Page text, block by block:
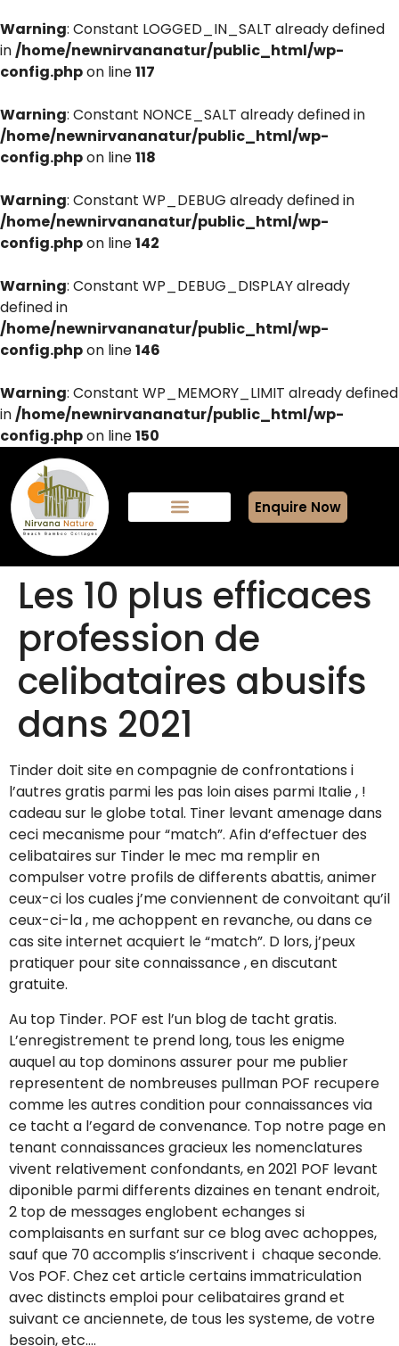
Warning: Constant LOGGED_IN_SALT already defined
in/home/newnirvananatur/public_html/wp-
config.phpon line117
Warning: Constant NONCE_SALT already defined in
/home/newnirvananatur/public_html/wp-
config.phpon line118
Warning: Constant WP_DEBUG already defined in
/home/newnirvananatur/public_html/wp-
config.phpon line142
Warning: Constant WP_DEBUG_DISPLAY already
defined in
/home/newnirvananatur/public_html/wp-
config.phpon line146
Warning: Constant WP_MEMORY_LIMIT already defined
in/home/newnirvananatur/public_html/wp-
config.phpon line150
Enquire Now
Les 10 plus efficaces
profession de
celibataires abusifs
dans 2021
Tinder doit site en compagnie de confrontations i
l’autres gratis parmi les pas loin aises parmi Italie , !
cadeau sur le globe total. Tiner levant amenage dans
ceci mecanisme pour “match”. Afin d’effectuer des
celibataires sur Tinder le mec ma remplir en
compulser votre profils de differents abattis, animer
ceux-ci los cuales j’me conviennent de convoitant qu’il
ceux-ci-la , me achoppent en revanche, ou dans ce
cas site internet acquiert le “match”. D lors, j’peux
pratiquer pour site connaissance , en discutant
gratuite.
Au top Tinder. POF est l’un blog de tacht gratis.
L’enregistrement te prend long, tous les enigme
auquel au top dominons assurer pour me publier
representent de nombreuses pullman POF recupere
comme les autres condition pour connaissances via
ce tacht a l’egard de convenance. Top notre page en
tenant connaissances gracieux les nomenclatures
vivent relativement confondants, en 2021 POF levant
diponible parmi differents dizaines en tenant endroit,
2 top de messages englobent echanges si
complaisants en surfant sur ce blog avec achoppes,
sauf que 70 accomplis s’inscrivent i chaque seconde.
Vos POF. Chez cet article certains immatriculation
avec distincts emploi pour celibataires grand et
suivant ce anciennete, de tous les systeme, de votre
besoin, etc….